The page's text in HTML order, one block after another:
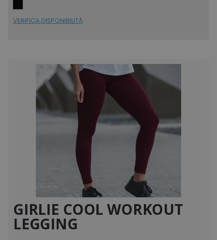
VERIFICA DISPONIBILITÁ
GIRLIE COOL WORKOUT
LEGGING